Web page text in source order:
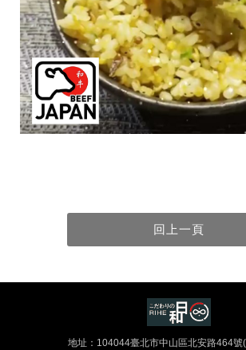
地址：104044臺北市中山區北安路464號